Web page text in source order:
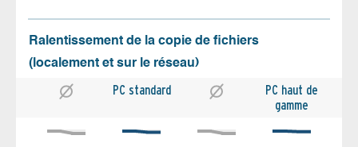
Ralentissement de la copie de fichiers
(localement et sur le réseau)
PC standard
PC haut de
gamme